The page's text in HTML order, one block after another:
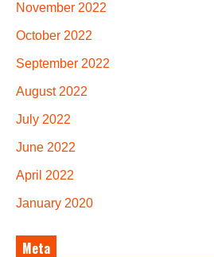
November 2022
October 2022
September 2022
August 2022
July 2022
June 2022
April 2022
January 2020
Meta